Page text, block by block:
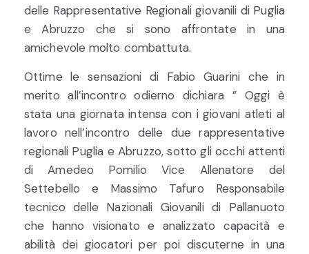
delle Rappresentative Regionali giovanili di Puglia
e Abruzzo che si sono affrontate in una
amichevole molto combattuta.
Ottime le sensazioni di Fabio Guarini che in
merito all’incontro odierno dichiara ” Oggi è
stata una giornata intensa con i giovani atleti al
lavoro nell’incontro delle due rappresentative
regionali Puglia e Abruzzo, sotto gli occhi attenti
di Amedeo Pomilio Vice Allenatore del
Settebello e Massimo Tafuro Responsabile
tecnico delle Nazionali Giovanili di Pallanuoto
che hanno visionato e analizzato capacità e
abilità dei giocatori per poi discuterne in una